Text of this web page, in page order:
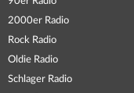
2000er Radio
Rock Radio
Oldie Radio
Schlager Radio